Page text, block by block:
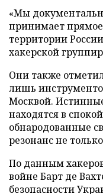
«Мы
принимает прямое
территории
хакерской
Они также
лишь
Москвой.
находятся в
обнародованные
резонанс не
По данным
войне Барт де
безопасности